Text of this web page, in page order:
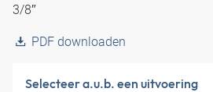
3/8″
PDF downloaden
Selecteer a.u.b. een uitvoering